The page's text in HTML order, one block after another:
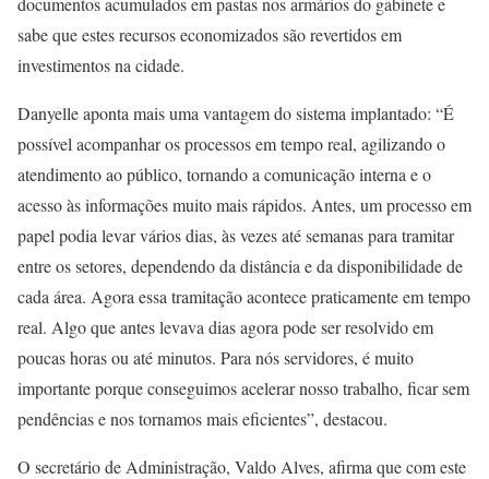
sabe que estes recursos economizados são revertidos em
investimentos na cidade.
Danyelle aponta mais uma vantagem do sistema implantado: “É
possível acompanhar os processos em tempo real, agilizando o
atendimento ao público, tornando a comunicação interna e o
acesso às informações muito mais rápidos. Antes, um processo em
papel podia levar vários dias, às vezes até semanas para tramitar
entre os setores, dependendo da distância e da disponibilidade de
cada área. Agora essa tramitação acontece praticamente em tempo
real. Algo que antes levava dias agora pode ser resolvido em
poucas horas ou até minutos. Para nós servidores, é muito
importante porque conseguimos acelerar nosso trabalho, ficar sem
pendências e nos tornamos mais eficientes”, destacou.
O secretário de Administração, Valdo Alves, afirma que com este